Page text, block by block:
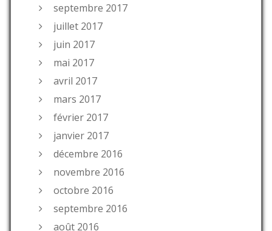
septembre 2017
juillet 2017
juin 2017
mai 2017
avril 2017
mars 2017
février 2017
janvier 2017
décembre 2016
novembre 2016
octobre 2016
septembre 2016
août 2016